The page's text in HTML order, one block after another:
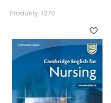
Produkty: 1270